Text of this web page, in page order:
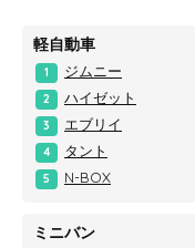
軽自動車
1 ジムニー
2 ハイゼット
3 エブリイ
4 タント
5 N-BOX
ミニバン